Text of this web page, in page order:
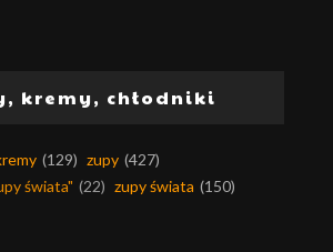
kremy, chłodniki
(129) zupy (427)
świata" (22) zupy świata (150)